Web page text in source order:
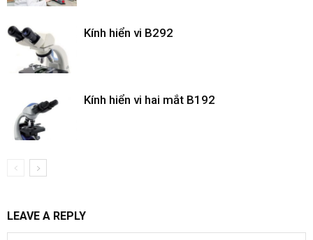
Kính hiển vi B292
Kính hiển vi hai mắt B192
LEAVE A REPLY